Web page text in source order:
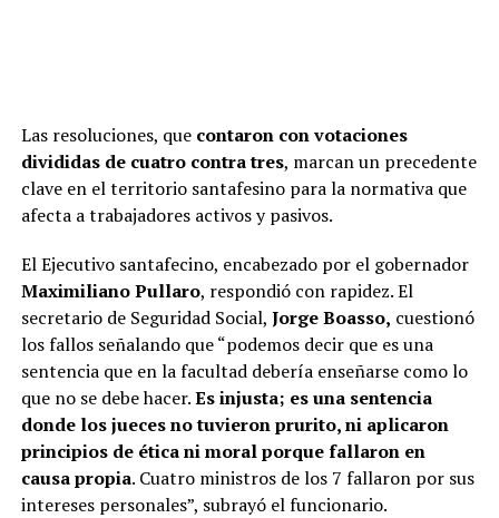
Las resoluciones, que contaron con votaciones
divididas de cuatro contra tres, marcan un precedente
clave en el territorio santafesino para la normativa que
afecta a trabajadores activos y pasivos.
El Ejecutivo santafecino, encabezado por el gobernador
Maximiliano Pullaro, respondió con rapidez. El
secretario de Seguridad Social, Jorge Boasso, cuestionó
los fallos señalando que “podemos decir que es una
sentencia que en la facultad debería enseñarse como lo
que no se debe hacer.Es injusta; es una sentencia
donde los jueces no tuvieron prurito, ni aplicaron
principios de ética ni moral porque fallaron en
causa propia. Cuatro ministros de los 7 fallaron por sus
intereses personales”, subrayó el funcionario.